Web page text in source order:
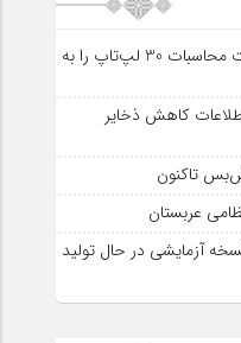
چین با ماهواره‌های هوش مصنوعی قدرت محاسبات 30 لپ‌تاپ را به
کاهش ذخایر
عربستان
آزمایشی در حال تولید